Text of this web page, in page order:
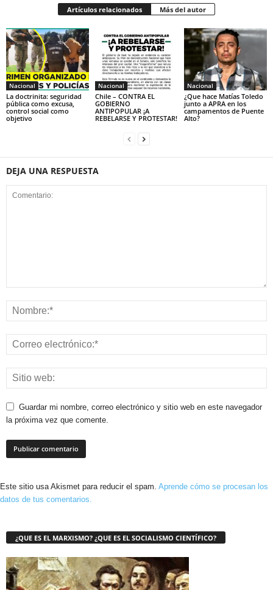
Artículos relacionados Más del autor
Nacional
La doctrinita: seguridad
pública como excusa,
control social como
objetivo
Nacional
Chile – CONTRA EL
GOBIERNO
ANTIPOPULAR ¡A
REBELARSE Y PROTESTAR!
Nacional
¿Que hace Matías Toledo
junto a APRA en los
campamentos de Puente
Alto?
DEJA UNA RESPUESTA
Guardar mi nombre, correo electrónico y sitio web en este navegador
la próxima vez que comente.
Este sitio usa Akismet para reducir el spam. Aprende cómo se procesan los
datos de tus comentarios.
¿QUE ES EL MARXISMO? ¿QUE ES EL SOCIALISMO CIENTÍFICO?